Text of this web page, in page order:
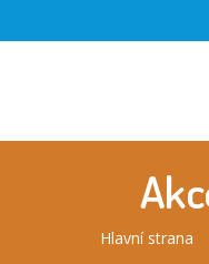
Hlavní strana